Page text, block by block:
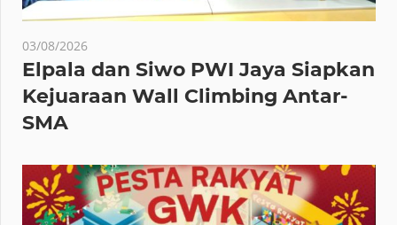
03/08/2026
Elpala dan Siwo PWI Jaya Siapkan
Kejuaraan Wall Climbing Antar-
SMA